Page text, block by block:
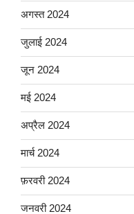
अगस्त 2024
जुलाई 2024
जून 2024
मई 2024
अप्रैल 2024
मार्च 2024
फ़रवरी 2024
जनवरी 2024